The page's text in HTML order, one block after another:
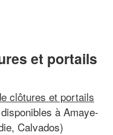
et portails
clôtures et portails
à Amaye-
Calvados)